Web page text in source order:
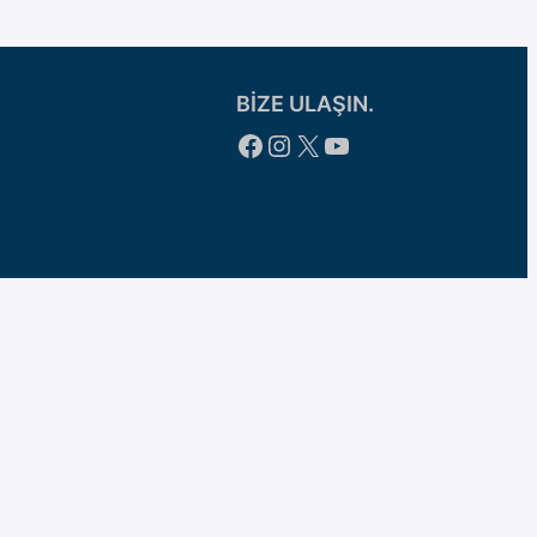
BİZE ULAŞIN.
Facebook
Instagram
X YouTube